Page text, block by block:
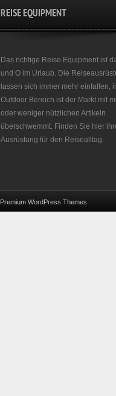
REISE EQUIPMENT
Das richtige Reise Equipment ist
und O im Urlaub. Die
lassen sich immer mehr einfallen,
Outdoor Bereich ist der Markt mit
oder weniger nützlichen Artikeln
überschwemmt. Finden Sie hier
Ausrüstung für den Reisealltag.
Premium WordPress Themes